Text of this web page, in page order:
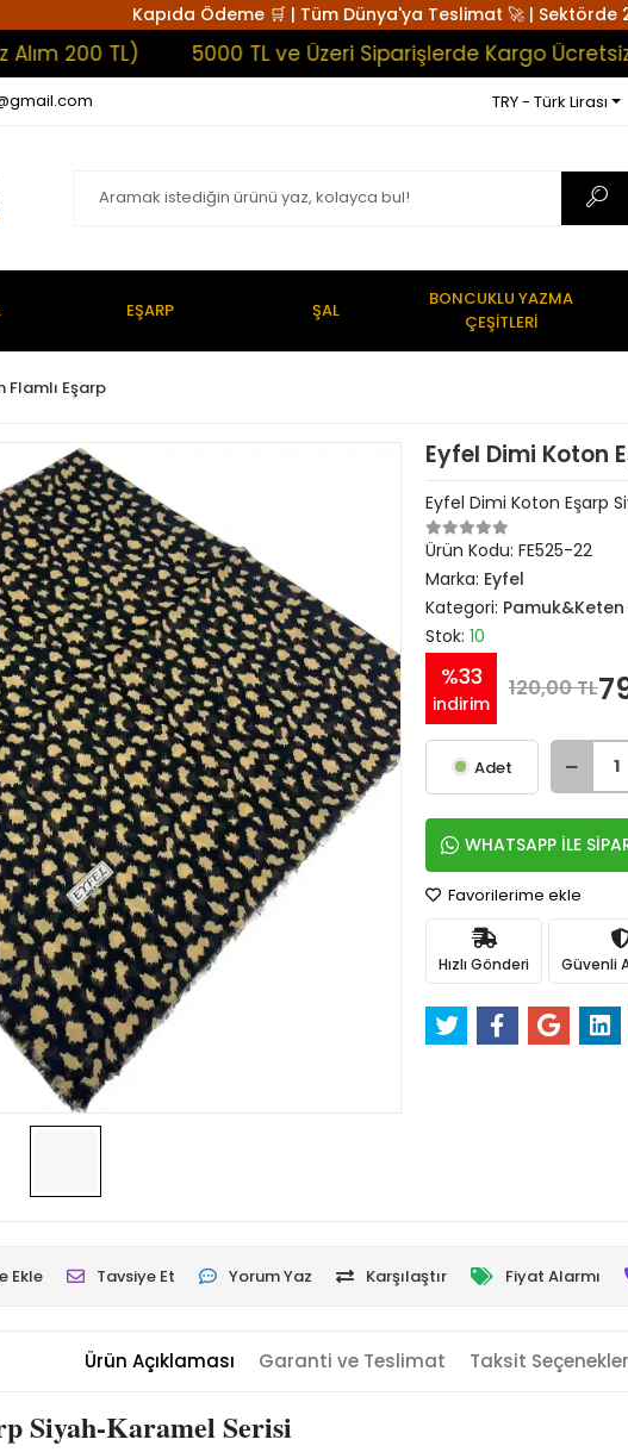
Kapıda Ödeme 🛒 | Tüm Dünya'ya Teslimat 🚀 | Sektörde
200 TL) 5000 TL ve Üzeri Siparişlerde Kargo Ücretsiz!
TRY - Türk Lirası
EŞARP ŞAL
BONCUKLU YAZMA
ÇEŞİTLERİ
Flamlı Eşarp
Eyfel Dimi Koton
Eyfel Dimi Koton Eşarp
Ürün Kodu: FE525-22
Marka: Eyfel
Kategori: Pamuk&Keten
Stok: 10
%33
indirim
120,00 TL
Adet
WHATSAPP İLE
Favorilerime ekle
Hızlı Gönderi Güvenli
Ekle Tavsiye Et Yorum Yaz Karşılaştır Fiyat Alarmı
Ürün Açıklaması Garanti ve Teslimat Taksit
Siyah-Karamel Serisi